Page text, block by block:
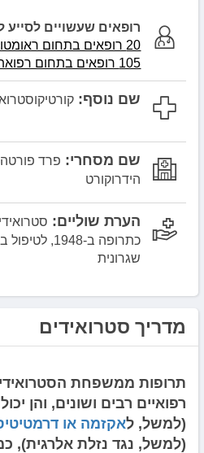
רופאים שעשויים לסייע
20 רופאים בתחום ראומטולוגיה
105 רופאים בתחום רפואת עור
שם נוסף:
שם מסחרי: פרד
הידרוקורט
הערת שוליים:
כתרופה ב-
שגרונית
מדריך סטרואידים
תרופות ממשפחת
רפואיים רבים ושונים, והן
(למשל, לאקזמה או
(למשל, נגד נזלת אלרגית),